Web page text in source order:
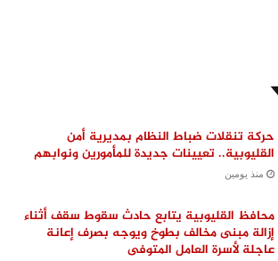
حركة تنقلات ضباط النظام بمديرية أمن
القليوبية.. تعيينات جديدة للمأمورين ونوابهم
منذ يومين
محافظ القليوبية يتابع حادث سقوط سقف أثناء
إزالة مبنى مخالف بطوخ ويوجه بصرف إعانة
عاجلة لأسرة العامل المتوفى